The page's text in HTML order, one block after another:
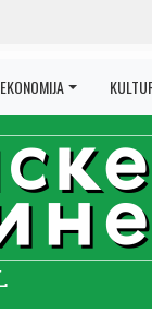
EKONOMIJA